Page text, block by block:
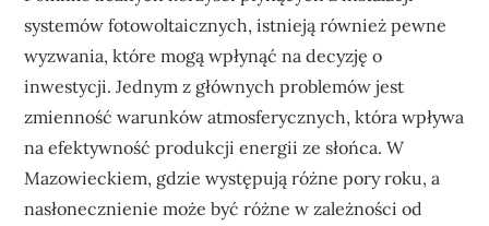
systemów fotowoltaicznych, istnieją również pewne
wyzwania, które mogą wpłynąć na decyzję o
inwestycji. Jednym z głównych problemów jest
zmienność warunków atmosferycznych, która wpływa
na efektywność produkcji energii ze słońca. W
Mazowieckiem, gdzie występują różne pory roku, a
nasłonecznienie może być różne w zależności od